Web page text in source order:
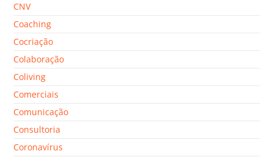
CNV
Coaching
Cocriação
Colaboração
Coliving
Comerciais
Comunicação
Consultoria
Coronavírus